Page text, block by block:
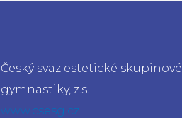
Český svaz estetické skupinové
gymnastiky, z.s.
www.csesg.cz